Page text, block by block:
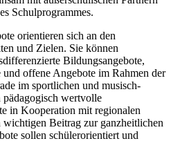
Schulprogrammes.
orientieren sich an den
und Zielen. Sie können
Bildungsangebote,
offene Angebote im Rahmen der
im sportlichen und musisch-
wertvolle
in Kooperation mit regionalen
wichtigen Beitrag zur ganzheitlichen
sollen schülerorientiert und